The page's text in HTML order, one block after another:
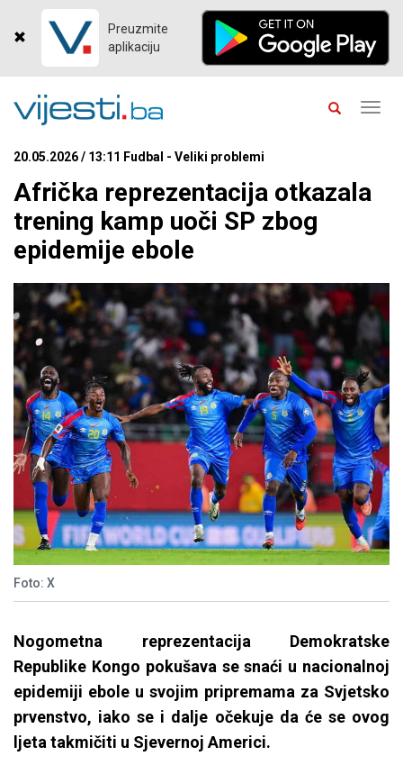
Preuzmite
aplikaciju
20.05.2026 / 13:11 Fudbal - Veliki problemi
Afrička reprezentacija otkazala
trening kamp uoči SP zbog
epidemije ebole
Foto: X
Nogometna reprezentacija Demokratske
Republike Kongo pokušava se snaći u nacionalnoj
epidemiji ebole u svojim pripremama za Svjetsko
prvenstvo, iako se i dalje očekuje da će se ovog
ljeta takmičiti u Sjevernoj Americi.